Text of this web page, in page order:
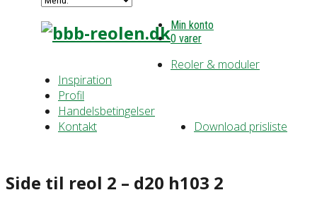
Min konto
0 varer
Reoler & moduler
Inspiration
Profil
Handelsbetingelser
Download prisliste
Kontakt
Side til reol 2 – d20 h103 2